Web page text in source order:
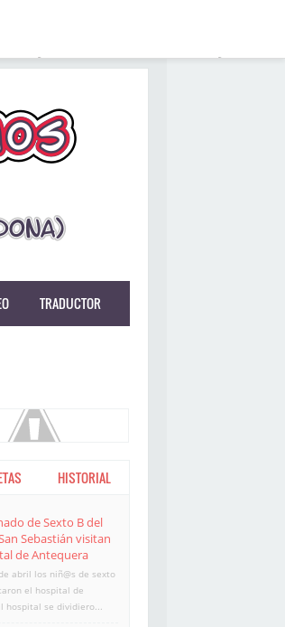
TRADUCTOR
HISTORIAL
de Sexto B del
Sebastián visitan
de Antequera
abril los niñ@s de sexto
el hospital de
se dividiero...